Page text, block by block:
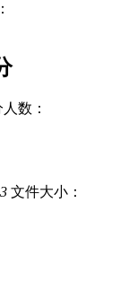
数：
文件大小：